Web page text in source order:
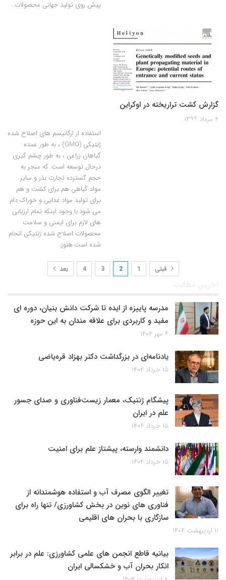
پیش روی تولید جهانی محصولات…
گزارش کشت تراریخته در اوکراین
۴ مرداد ۱۳۹۹
استفاده از ارگانیسم های اصلاح شده
ژنتیکی (GMO) ، به طور عمده
گیاهان زراعی ، به طور چشم گیری
درحال توسعه است. که منجر به
حجم گسترده تجارت بذر و سایر
مواد گیاهی هم برای کشت و هم
برای تولید مواد غذایی و خوراک دام
می شود.با وجود اینکه تمام ارزیابی
های لازم برای ایمنی و سلامت
محصولات اصلاح شده ژنتیکی انجام
شده است.هنوز…
قبلی 1
2
3
4 بعد
آخرین مطالب
مدرسه پاییزه از ایده تا شرکت دانش بنیان، دوره ای
مفید و کاربردی برای علاقه مندان به این حوزه
۶ مهر ۱۴۰۴
یادنامه‌ای در بزرگداشت دکتر بهزاد قره‌یاضی
۱۵ خرداد ۱۴۰۴
پیشگام ژنتیک، معمار زیست‌فناوری و صدای جسور
علم در ایران
۱۵ خرداد ۱۴۰۴
دانشمند وارسته، پیشتاز علم برای امنیت
۱۵ خرداد ۱۴۰۴
تغییر الگوی مصرف آب و استفاده هوشمندانه از
فناوری های نوین در بخش کشاورزی/ تنها راه برای
سازگاری با بحران های اقلیمی
۱۱ اردیبهشت ۱۴۰۴
بیانیه قاطع انجمن های علمی کشاورزی: علم در برابر
انکار بحران آب و خشکسالی ایران